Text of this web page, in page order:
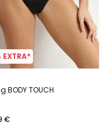
EXTRA*
BODY TOUCH
€